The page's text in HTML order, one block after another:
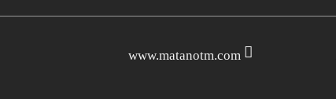
www.matanotm.com